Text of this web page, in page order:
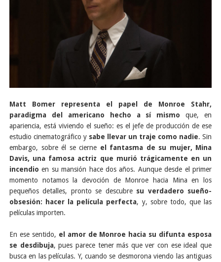
Matt Bomer representa el papel de Monroe Stahr,
paradigma del americano hecho a sí mismo que, en
apariencia, está viviendo el sueño: es el jefe de producción de ese
estudio cinematográfico y sabe llevar un traje como nadie. Sin
embargo, sobre él se cierne el fantasma de su mujer, Mina
Davis, una famosa actriz que murió trágicamente en un
incendio en su mansión hace dos años. Aunque desde el primer
momento notamos la devoción de Monroe hacia Mina en los
pequeños detalles, pronto se descubre su verdadero sueño-
obsesión: hacer la película perfecta, y, sobre todo, que las
películas importen.
En ese sentido, el amor de Monroe hacia su difunta esposa
se desdibuja, pues parece tener más que ver con ese ideal que
busca en las películas. Y, cuando se desmorona viendo las antiguas